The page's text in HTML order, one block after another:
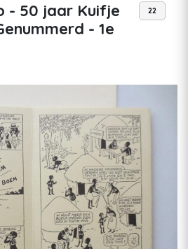
- 50 jaar Kuifje
- 1e
22